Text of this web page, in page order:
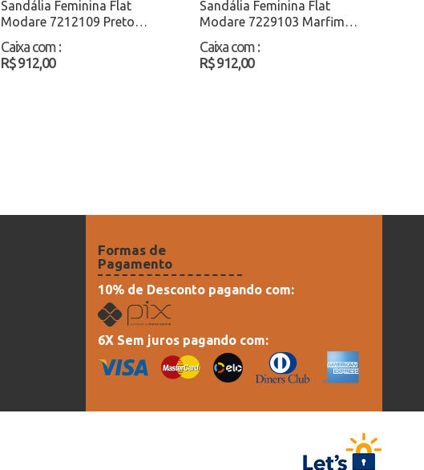
Sandália Feminina Flat
Modare 7212109 Preto
Atacado
Caixa com :
R$ 912,00
Sandália Feminina Flat
Modare 7229103 Marfim
Atacado
Caixa com :
R$ 912,00
Formas de
Pagamento
10% de Desconto pagando com:
6X Sem juros pagando com: